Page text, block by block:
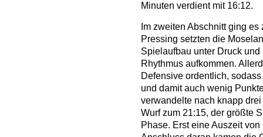
Minuten verdient mit 16:12.
Im zweiten Abschnitt ging
Pressing setzten die
Spielaufbau unter Druck
Rhythmus aufkommen.
Defensive ordentlich,
und damit auch wenig
verwandelte nach knapp
Wurf zum 21:15, der größte
Phase. Erst eine Auszeit